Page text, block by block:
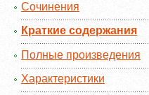
Сочинения
Краткие содержания
Полные произведения
Характеристики